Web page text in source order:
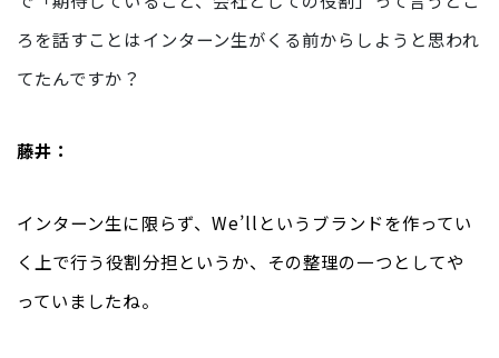
ろを話すことはインターン生がくる前からしようと思われ
てたんですか？
藤井：
インターン生に限らず、We’llというブランドを作ってい
く上で行う役割分担というか、その整理の一つとしてや
っていましたね。